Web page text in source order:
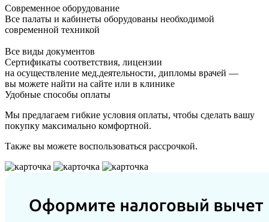
Современное оборудование
Все палаты и кабинеты оборудованы необходимой
современной техникой
Все виды документов
Сертификаты соответствия, лицензии
на осуществление мед.деятельности, дипломы врачей —
вы можете найти на сайте или в клинике
Удобные способы оплаты
Мы предлагаем гибкие условия оплаты, чтобы сделать вашу
покупку максимально комфортной.
Также вы можете воспользоваться рассрочкой.